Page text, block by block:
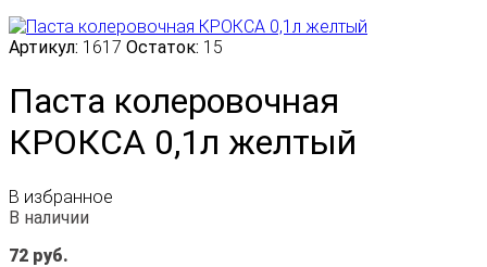
Артикул: 1617 Остаток: 15
Паста колеровочная
КРОКСА 0,1л желтый
В избранное
В наличии
72 руб.